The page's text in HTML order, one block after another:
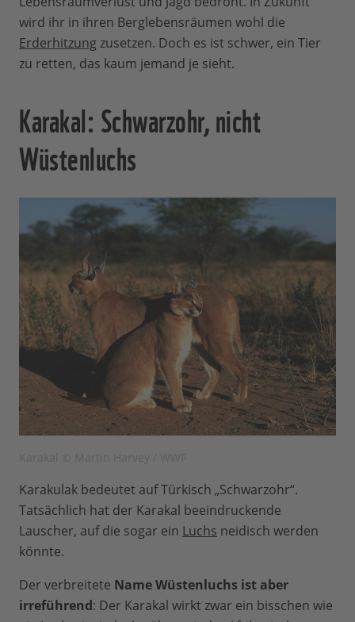
wird ihr in ihren Berglebensräumen wohl die
Erderhitzungzusetzen. Doch es ist schwer, ein Tier
zu retten, das kaum jemand je sieht.
Karakal: Schwarzohr, nicht
Wüstenluchs
Karakulak bedeutet auf Türkisch „Schwarzohr“.
Tatsächlich hat der Karakal beeindruckende
Lauscher, auf die sogar ein Luchs neidisch werden
könnte.
Der verbreitete Name Wüstenluchs ist aber
irreführend: Der Karakal wirkt zwar ein bisschen wie